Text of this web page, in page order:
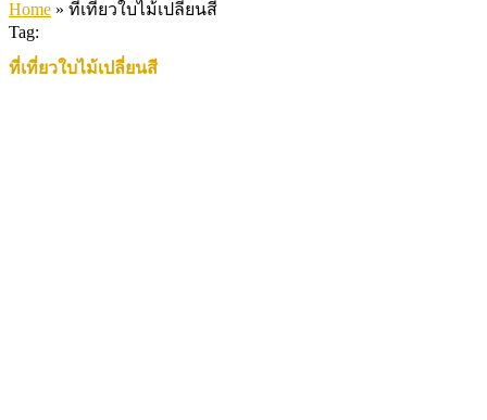
Home » ที่เที่ยวใบไม้เปลี่ยนสี
Tag:
ที่เที่ยวใบไม้เปลี่ยนสี